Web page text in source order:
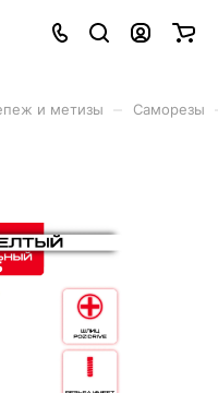
и метизы Саморезы